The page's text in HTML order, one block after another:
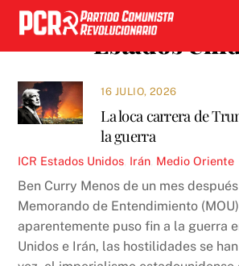
Skip
content
Estados
16 JULIO, 2026
La loca carrera de
la guerra
ICR Estados Unidos Irán Medio Oriente
Ben Curry Menos de un mes
Memorando de Entendimiento
aparentemente puso fin a la guerra
Unidos e Irán, las hostilidades se